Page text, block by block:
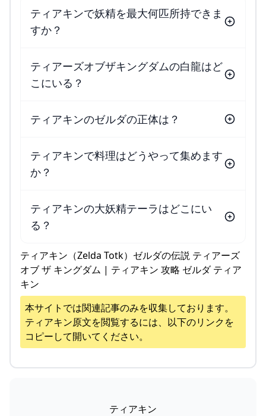
ティアキンで妖精を最大何匹所持できま
すか？
ティアーズオブザキングダムの白龍はど
こにいる？
ティアキンのゼルダの正体は？
ティアキンで料理はどうやって集めます
か？
ティアキンの大妖精テーラはどこにい
る？
ティアキン（Zelda Totk）ゼルダの伝説 ティアーズ
オブ ザ キングダム | ティアキン 攻略 ゼルダ ティア
キン
本サイトでは関連記事のみを収集しております。
ティアキン原文を閲覧するには、以下のリンクを
コピーして開いてください。
ティアキン